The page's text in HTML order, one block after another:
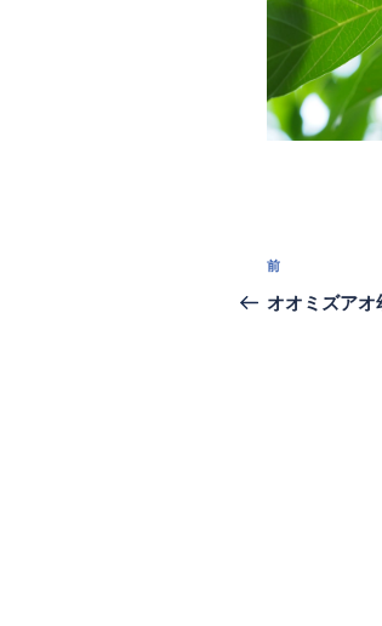
投
稿
過
去
前
オオミズア